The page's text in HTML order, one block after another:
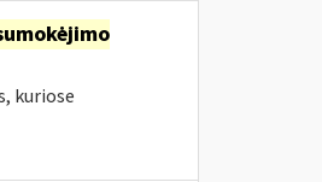
kuriose